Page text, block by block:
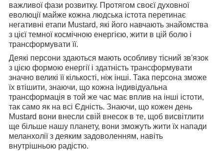
важливої фази розвитку. Протягом своєї духовної
еволюції майже кожна людська істота перетинає
негативні етапи Mustard, які його навчають знайомства
з цієї темної космічною енергією, жити в цій болю і
трансформувати її.
Деякі персони здаються мають особливу тісний зв'язок
з цією формою енергії і здатність трансформувати
значно великі її кількості, ніж інші. Така персона зможе
їх втішити, знаючи, що кожна індивідуальна
трансформація в той же час має вплив на інші істоти,
так само як на всі Єдність. Знаючи, що кожен день
Mustard вони внесли свій внесок в те, щоб висвітлити
ще більше нашу планету, вони зможуть жити їх напади
меланхолії з деяким задоволенням, навіть
внутрішньою радістю.